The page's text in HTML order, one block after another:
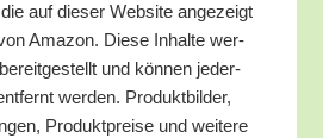
auf die­ser Web­site ange­zeigt
Ama­zon. Die­se Inhal­te wer­
und kön­nen jeder­
wer­den. Pro­dukt­bil­der,
Pro­dukt­prei­se und wei­te­re